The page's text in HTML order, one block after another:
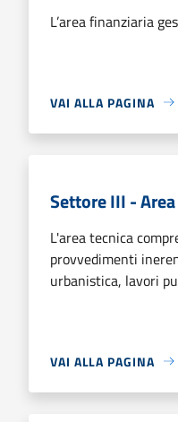
L’area finanziaria
VAI ALLA PAGINA
Settore III -
L'area tecnica
provvedimenti
urbanistica, lavori
VAI ALLA PAGINA